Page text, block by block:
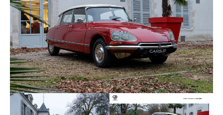
vente. Toutes les factures et documents d’origine,
y compris le carnet, sont disponibles.